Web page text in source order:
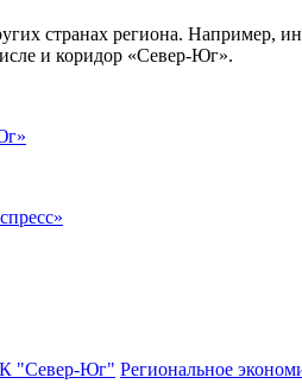
странах региона. Например,
и коридор «Север-Юг».
"Север-Юг" Региональное